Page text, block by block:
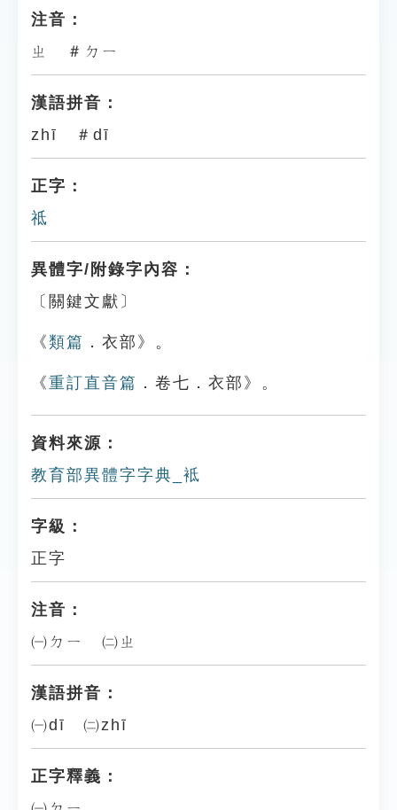
注音：
ㄓ ＃ㄉㄧ
漢語拼音：
zhī ＃dī
正字：
祗
異體字/附錄字內容：
〔關鍵文獻〕
《類篇 ．衣部》。
《重訂直音篇 ．卷七．衣部》。
資料來源：
教育部異體字字典_袛
字級：
正字
注音：
㈠ㄉㄧ ㈡ㄓ
漢語拼音：
㈠dī ㈡zhī
正字釋義：